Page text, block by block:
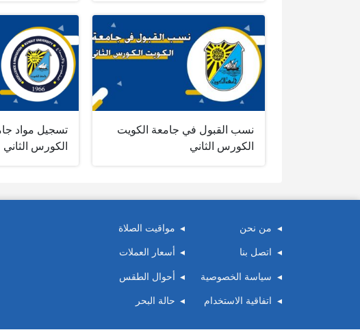
نسب القبول في جامعة الكويت
الكورس الثاني
تسجيل مواد
الكورس الثاني
من نحن
اتصل بنا
سياسة الخصوصية
اتفاقية الاستخدام
مواقيت الصلاة
أسعار العملات
أحوال الطقس
حالة البحر